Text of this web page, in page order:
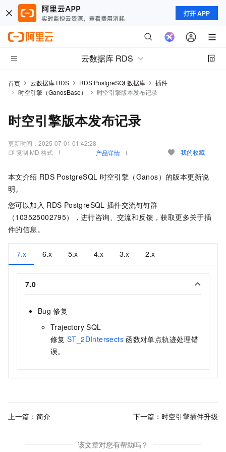
打开 APP
云数据库 RDS
首页 云数据库 RDS RDS PostgreSQL数据库
插件
时空引擎（GanosBase）
时空引擎版本发布记录
时空引擎版本发布记录
更新时间： 2025-07-01 01:42:28
复制 MD 格式
产品详情 我的收藏
本文介绍 RDS PostgreSQL 时空引擎（Ganos）的版本更新说
明。
您可以加入 RDS PostgreSQL 插件交流钉钉群
（103525002795），进行咨询、交流和反馈，获取更多关于插
件的信息。
7.x 6.x 5.x 4.x 3.x 2.x
7.0
Bug 修复
Trajectory SQL
修复 ST_2DIntersects 函数对单点轨迹处理错
误。
上一篇： 简介 下一篇： 时空引擎插件升级
该文章对您有帮助吗？